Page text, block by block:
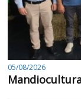
05/08/2026